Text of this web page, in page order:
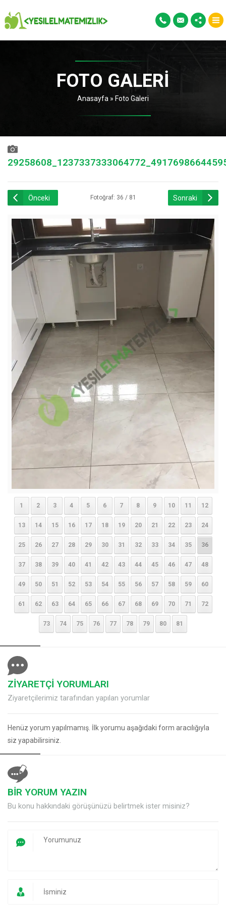
FOTO GALERI
Anasayfa » Foto Galeri
Önceki Fotoğraf: 36 / 81 Sonraki
1 2 3 4 5 6 7 8 9 10 11 12
13 14 15 16 17 18 19 20 21 22 23 24
25 26 27 28 29 30 31 32 33 34 35 36
37 38 39 40 41 42 43 44 45 46 47 48
49 50 51 52 53 54 55 56 57 58 59 60
61 62 63 64 65 66 67 68 69 70 71 72
73 74 75 76 77 78 79 80 81
ZİYARETÇİ YORUMLARI
Ziyaretçilerimiz tarafından yapılan yorumlar
Henüz yorum yapılmamış. İlk yorumu aşağıdaki form aracılığıyla
siz yapabilirsiniz.
BİR YORUM YAZIN
Bu konu hakkındaki görüşünüzü belirtmek ister misiniz?